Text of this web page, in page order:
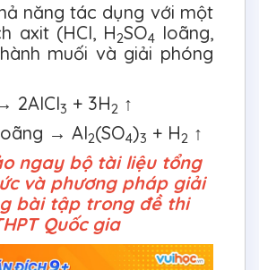
năng tác dụng với một
axit (HCl, H2SO4 loãng,
muối và giải phóng
2AlCl3 + 3H2 ↑
→ Al2(SO4)3 + H2 ↑
ngay bộ tài liệu tổng
và phương pháp giải
bài tập trong đề thi
Quốc gia